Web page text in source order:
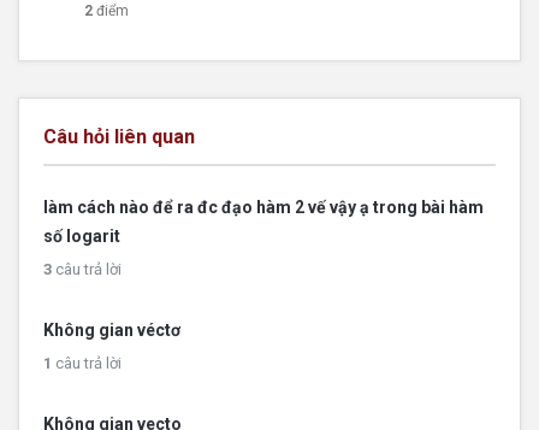
2 điểm
Câu hỏi liên quan
làm cách nào để ra đc đạo hàm 2 vế vậy ạ trong bài hàm
số logarit
3 câu trả lời
Không gian véctơ
1 câu trả lời
Không gian vecto